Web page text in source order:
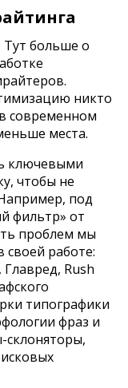
Тут больше о
никто
современном
места.
ключевыми
чтобы не
под
фильтр» от
проблем мы
своей работе:
Rush
типографики
фраз и
склоняторы,